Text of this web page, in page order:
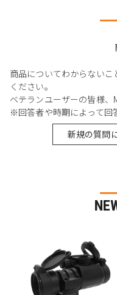
商品についてわからない
ください。
ベテランユーザーの皆様、
※回答者や時期によって回
新規の質問